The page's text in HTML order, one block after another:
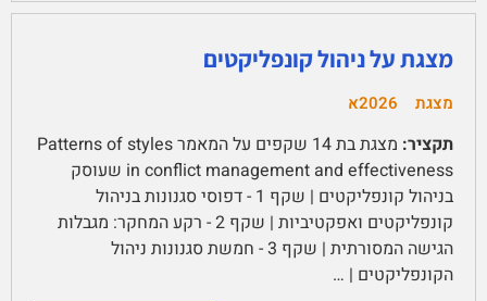
מצגת על ניהול קונפליקטים
מצגת 2026א
תקציר:
מצגת בת 14 שקפים על המאמר Patterns of styles
in conflict management and effectiveness שעוסק
בניהול קונפליקטים | שקף 1 - דפוסי סגנונות בניהול
קונפליקטים ואפקטיביות | שקף 2 - רקע המחקר: מגבלות
הגישה המסורתית | שקף 3 - חמשת סגנונות ניהול
הקונפליקטים | …